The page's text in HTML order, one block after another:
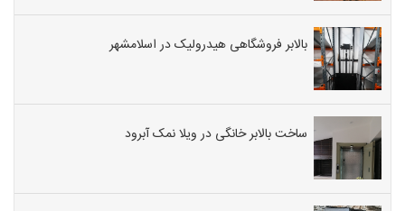
بالابر فروشگاهی هیدرولیک در اسلامشهر
ساخت بالابر خانگی در ویلا نمک آبرود